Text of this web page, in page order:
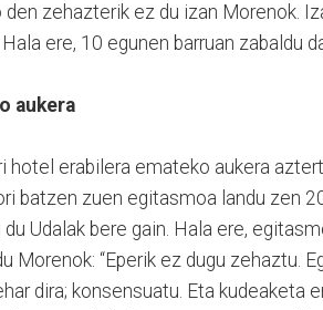
zehazterik ez du izan Morenok.
ere, 10 egunen barruan zabaldu
aukera
hotel erabilera emateko aukera
batzen zuen egitasmoa landu zen
Udalak bere gain. Hala ere,
Morenok: “Eperik ez dugu zehaztu.
dira; konsensuatu. Eta kudeaketa